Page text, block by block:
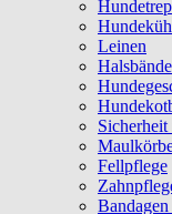
Leinen
Fellpflege